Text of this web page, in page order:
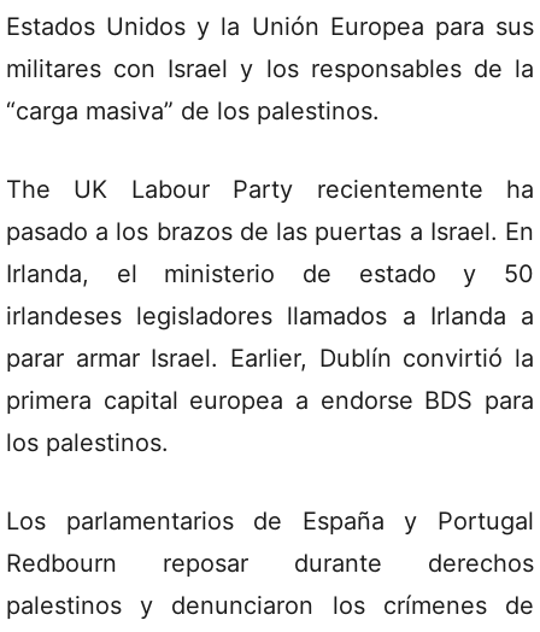
Estados Unidos y la Unión Europea para sus
militares con Israel y los responsables de la
“carga masiva” de los palestinos.
The UK Labour Party recientemente ha
pasado a los brazos de las puertas a Israel. En
Irlanda, el ministerio de estado y 50
irlandeses legisladores llamados a Irlanda a
parar armar Israel. Earlier, Dublín convirtió la
primera capital europea a endorse BDS para
los palestinos.
Los parlamentarios de España y Portugal
Redbourn reposar durante derechos
palestinos y denunciaron los crímenes de